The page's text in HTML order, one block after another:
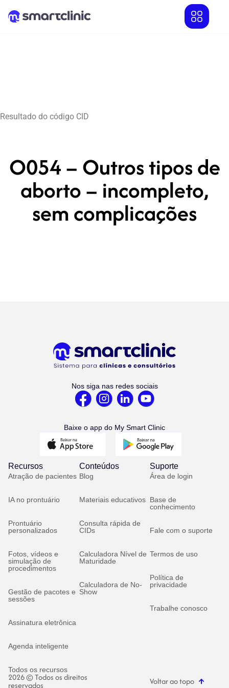
Resultado do código CID
O054 – Outros tipos de
aborto – incompleto,
sem complicações
Nos siga nas redes sociais
Baixe o app do My Smart Clinic
Recursos
Atração de pacientes
IA no prontuário
Prontuário
personalizados
Fotos, vídeos e
simulação de
procedimentos
Gestão de pacotes e
sessões
Assinatura eletrônica
Agenda inteligente
Todos os recursos
Conteúdos
Blog
Materiais educativos
Consulta rápida de
CIDs
Calculadora Nível de
Maturidade
Calculadora de No-
Show
Suporte
Área de login
Base de
conhecimento
Fale com o suporte
Termos de uso
Política de
privacidade
Trabalhe conosco
2026 © Todos os direitos
reservados Voltar ao topo